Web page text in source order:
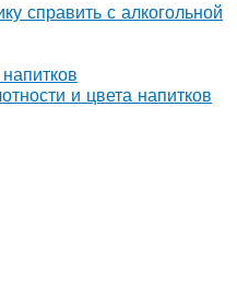
справить с алкогольной
и цвета напитков